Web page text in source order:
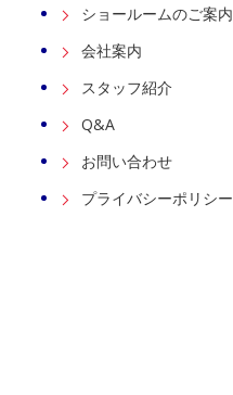
ショールームのご案内
会社案内
スタッフ紹介
Q&A
お問い合わせ
プライバシーポリシー